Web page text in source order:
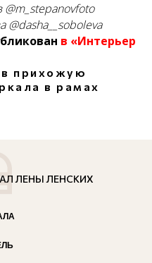
@dasha__soboleva
в «Интерьер
прихожую
в рамах
ЛЕНЫ ЛЕНСКИХ